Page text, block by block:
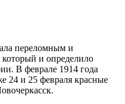
переломным и
и определило
В феврале 1914 года
24 и 25 февраля красные